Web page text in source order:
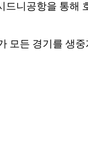
니공항을 통해
모든 경기를 생